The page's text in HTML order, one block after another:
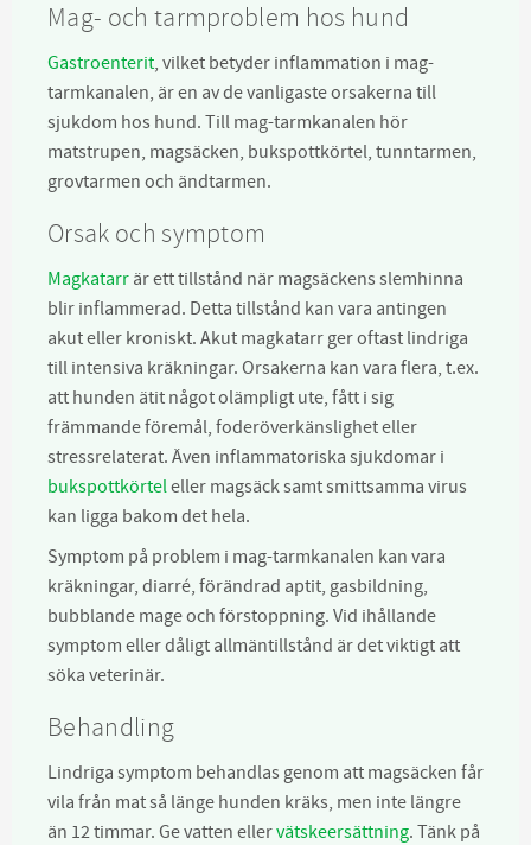
Mag- och tarmproblem hos hund
Gastroenterit, vilket betyder inflammation i mag-
tarmkanalen, är en av de vanligaste orsakerna till
sjukdom hos hund. Till mag-tarmkanalen hör
matstrupen, magsäcken, bukspottkörtel, tunntarmen,
grovtarmen och ändtarmen.
Orsak och symptom
Magkatarr är ett tillstånd när magsäckens slemhinna
blir inflammerad. Detta tillstånd kan vara antingen
akut eller kroniskt. Akut magkatarr ger oftast lindriga
till intensiva kräkningar. Orsakerna kan vara flera, t.ex.
att hunden ätit något olämpligt ute, fått i sig
främmande föremål, foderöverkänslighet eller
stressrelaterat. Även inflammatoriska sjukdomar i
bukspottkörteleller magsäck samt smittsamma virus
kan ligga bakom det hela.
Symptom på problem i mag-tarmkanalen kan vara
kräkningar, diarré, förändrad aptit, gasbildning,
bubblande mage och förstoppning. Vid ihållande
symptom eller dåligt allmäntillstånd är det viktigt att
söka veterinär.
Behandling
Lindriga symptom behandlas genom att magsäcken får
vila från mat så länge hunden kräks, men inte längre
än 12 timmar. Ge vatten ellervätskeersättning. Tänk på